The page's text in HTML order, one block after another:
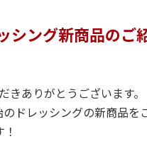
シング新商品のご
ありがとうございます。
ドレッシングの新商品を